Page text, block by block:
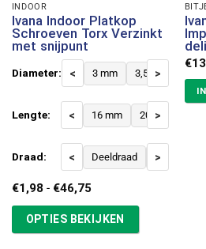
INDOOR
Ivana Indoor Platkop
Schroeven Torx Verzinkt
met snijpunt
Diameter: < 3 mm 3,5 mm 4
>
Lengte: < 16 mm 20 mm
>
Draad: < Deeldraad Voldraad
>
€1,98 - €46,75Prijsklasse:
tot
€46,75
OPTIES BEKIJKEN
€